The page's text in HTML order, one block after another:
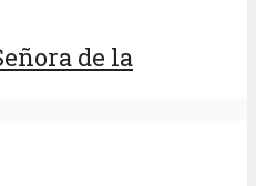
de la